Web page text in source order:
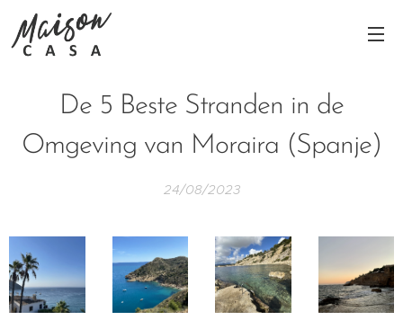
De 5 Beste Stranden in de
Omgeving van Moraira (Spanje)
24/08/2023